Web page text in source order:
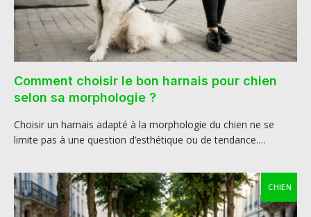
Comment choisir le bon harnais pour chien
selon sa morphologie ?
Choisir un harnais adapté à la morphologie du chien ne se
limite pas à une question d’esthétique ou de tendance.…
CHIEN